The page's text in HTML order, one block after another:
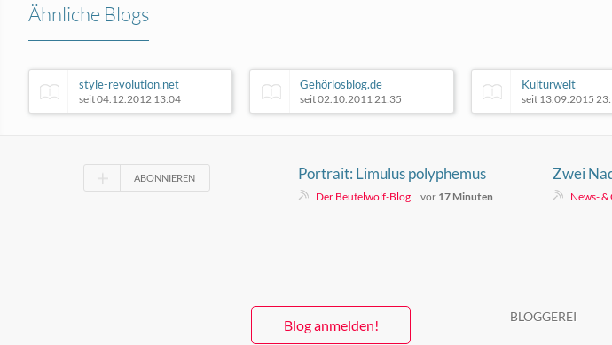
Ähnliche Blogs
style-revolution.net
seit 04.12.2012 13:04
Gehörlosblog.de
seit 02.10.2011 21:35
Kulturwelt
seit 13.09.2015
ABONNIEREN Portrait: Limulus polyphemus
Der Beutelwolf-Blog vor 17 Minuten
Zwei
Brand
News-
Blog anmelden!
BLOGGEREI